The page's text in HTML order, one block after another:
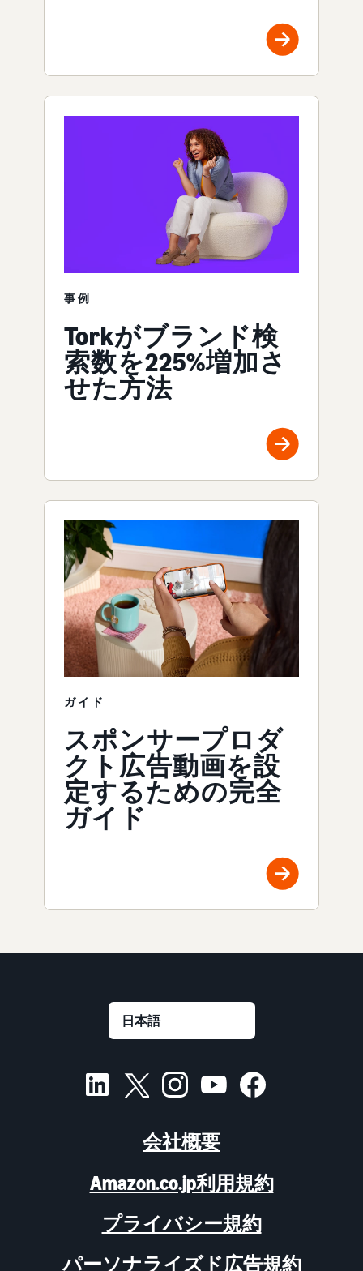
事例
Torkがブランド検
索数を225%増加さ
せた方法
ガイド
スポンサープロダ
クト広告動画を設
定するための完全
ガイド
会社概要
Amazon.co.jp利用規約
プライバシー規約
パーソナライズド広告規約